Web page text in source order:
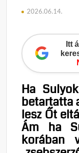
2026.06.14.
Itt
Ha
betartatta
lesz Őt
Ám ha
korában